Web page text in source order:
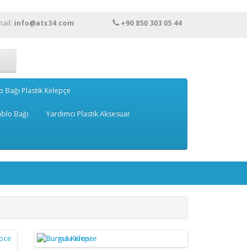
info@ats34.com +90 850 303 05 44
Bağı Plastik Kelepçe
Bağı Yardımcı Plastik Aksesuar